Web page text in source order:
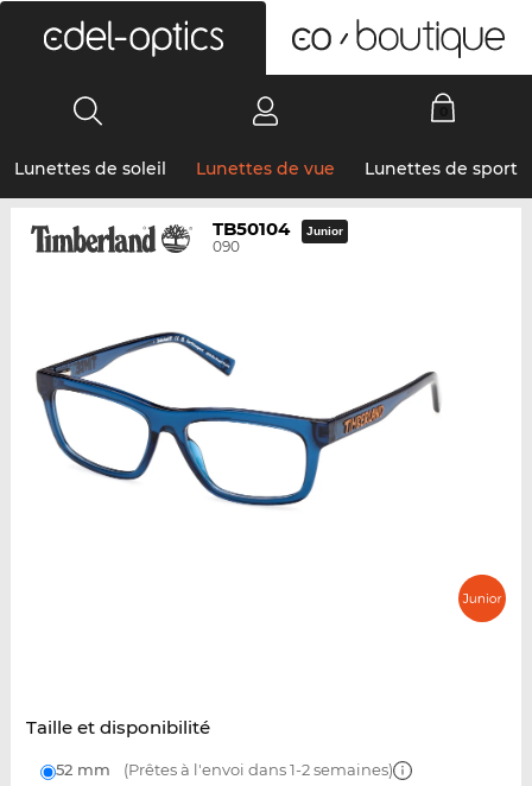
Lunettes de soleil Lunettes de vue Lunettes de sport
TB50104
090
Junior
Taille et disponibilité
52 mm (Prêtes à l'envoi dans 1-2 semaines)